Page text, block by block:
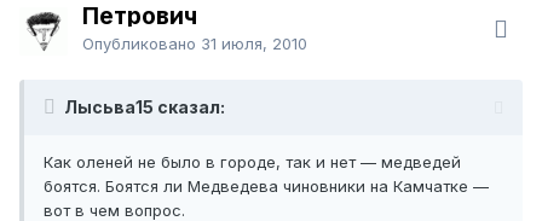
Петрович
Опубликовано 31 июля, 2010
Лысьва15 сказал:
Как оленей не было в городе, так и нет — медведей
боятся. Боятся ли Медведева чиновники на Камчатке —
вот в чем вопрос.